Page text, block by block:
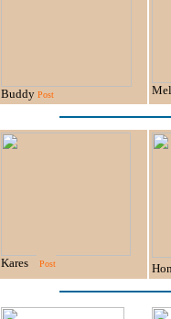
Buddy Post
Kares Post